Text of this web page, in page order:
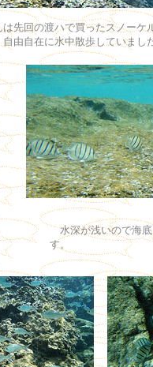
先回の渡ハで買ったスノーケ
自由自在に水中散歩していまし
水深が浅いので海底
す。